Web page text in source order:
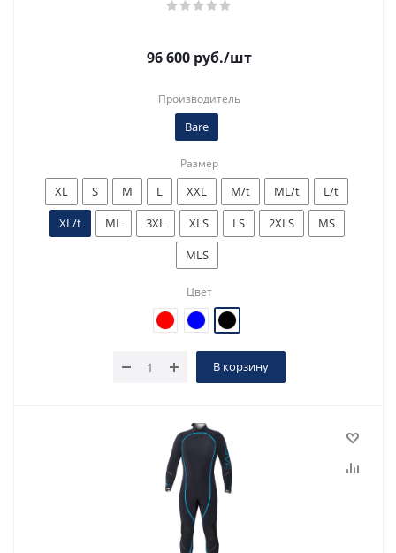
96 600руб./шт
Производитель
Bare
Размер
XL S M L XXL M/t ML/t
L/t
XL/t
ML 3XL XLS LS 2XLS
MS
MLS
Цвет
В корзину